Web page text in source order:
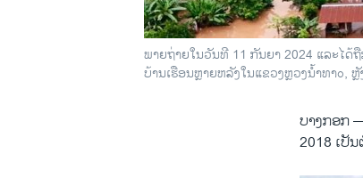
ພາຍຖ່າຍໃນວັນທີ 11 ກັນຍາ 2024 ແລະໄດ້
ບ້ານເຮືອນຫຼາຍຫລັງໃນແຂວງຫຼວງນ້ຳທາo,
ບາງກອກ
2018 ເປັ